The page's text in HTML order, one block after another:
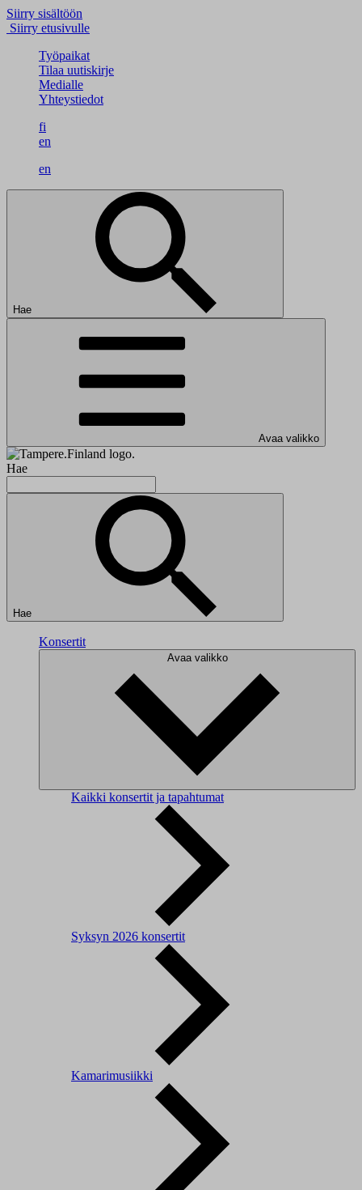
Siirry sisältöön
Siirry etusivulle
Työpaikat
Tilaa uutiskirje
Medialle
Yhteystiedot
fi
en
en
Hae
Avaa valikko
Hae
Hae
Konsertit
Avaa valikko
Kaikki konsertit ja tapahtumat
Syksyn 2026 konsertit
Kamarimusiikki